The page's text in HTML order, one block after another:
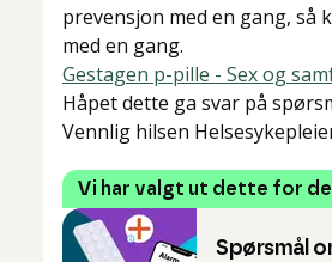
prevensjon med en gang, så
med en gang.
Gestagen p-pille - Sex og
Håpet dette ga svar på
Vennlig hilsen
Vi har valgt ut dette for
Spørsmål